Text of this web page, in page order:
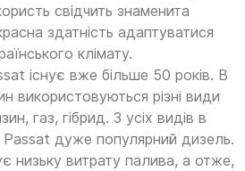
свідчить знаменита
здатність адаптуватися
клімату.
існує вже більше 50 років. В
використовуються різні види
газ, гібрид. З усіх видів в
дуже популярний дизель.
низьку витрату палива, а отже,